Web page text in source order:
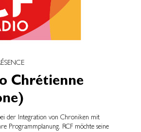
Chrétienne
der Integration von Chroniken mit
Programmplanung. RCF möchte seine